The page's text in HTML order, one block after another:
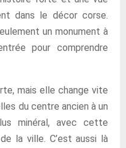
dans le décor corse.
un monument à
pour comprendre
mais elle change vite
du centre ancien à un
minéral, avec cette
la ville. C’est aussi là